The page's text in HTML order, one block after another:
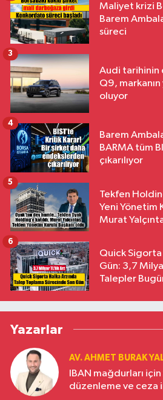
Maliyet krizi
Barem
süreci
Audi tarihinin
Q9,
oluyor
3
Barem
BARMA tüm
çıkarılıyor
4
Tekfen
Yeni Yönetim
Murat
5
Quick Sigorta
Gün: 3,7
Talepler
6
Yazarlar
AV. AHMET BURAK
IBAN mağdurları
düzenleme ve ceza